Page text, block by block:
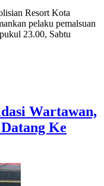
Resort Kota
pelaku pemalsuan
23.00, Sabtu
Wartawan,
Ke